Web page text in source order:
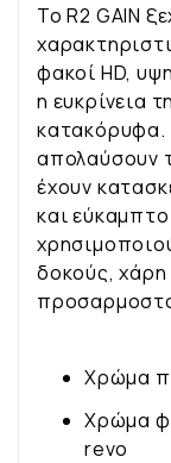
Το R2 GAIN
φακοί HD,
η ευκρίνεια
κατακόρυφα.
απολαύσουν
έχουν
και
δοκούς,
Χρώμα
Χρώμα
revo